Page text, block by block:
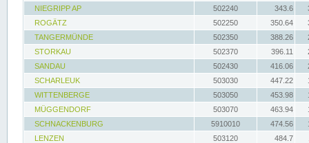
NIEGRIPP AP
502240 343.6
ROGÄTZ
502250 350.64
TANGERMÜNDE
502350 388.26
STORKAU
502370 396.11
SANDAU
502430 416.06
SCHARLEUK
503030 447.22
WITTENBERGE
503050 453.98
MÜGGENDORF
503070 463.94
SCHNACKENBURG
5910010 474.56
LENZEN
503120 484.7